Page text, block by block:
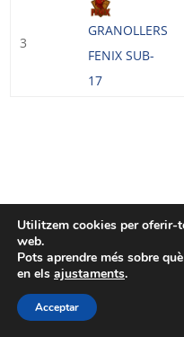
3
GRANOLLERS
FENIX SUB-
17
Utilitzem cookies per oferir-
web.
Pots aprendre més sobre
en els ajustaments.
Acceptar